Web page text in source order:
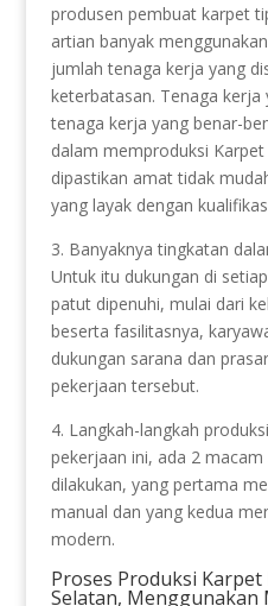
produsen pembuat karpet
artian banyak
jumlah tenaga kerja yang
keterbatasan. Tenaga kerja
tenaga kerja yang benar-
dalam memproduksi
dipastikan amat tidak
yang layak dengan
3. Banyaknya tingkatan
Untuk itu dukungan di
patut dipenuhi, mulai dari
beserta fasilitasnya,
dukungan sarana dan
pekerjaan tersebut.
4. Langkah-langkah
pekerjaan ini, ada 2
dilakukan, yang pertama
manual dan yang kedua
modern.
Proses Produksi Karpet
Selatan, Menggunakan